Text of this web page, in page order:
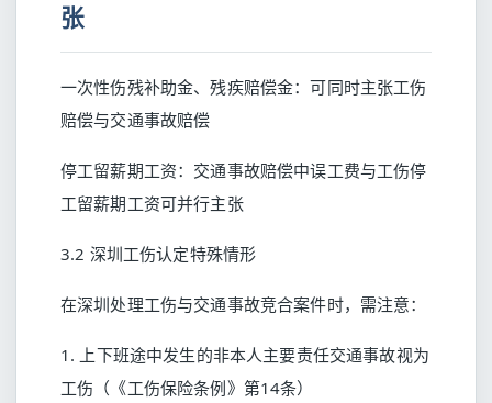
张
一次性伤残补助金、残疾赔偿金：可同时主张工伤
赔偿与交通事故赔偿
停工留薪期工资：交通事故赔偿中误工费与工伤停
工留薪期工资可并行主张
3.2 深圳工伤认定特殊情形
在深圳处理工伤与交通事故竞合案件时，需注意：
1. 上下班途中发生的非本人主要责任交通事故视为
工伤（《工伤保险条例》第14条）